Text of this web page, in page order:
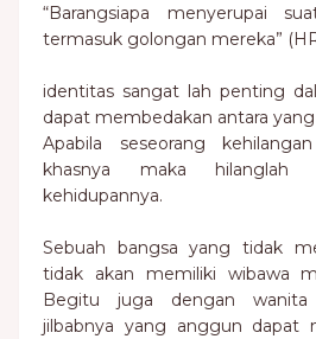
“Barangsiapa menyerupai
termasuk golongan mereka”
identitas sangat lah penting
dapat membedakan antara
Apabila seseorang
khasnya maka hilanglah
kehidupannya.
Sebuah bangsa yang tidak
tidak akan memiliki wibawa
Begitu juga dengan wanita
jilbabnya yang anggun dapat